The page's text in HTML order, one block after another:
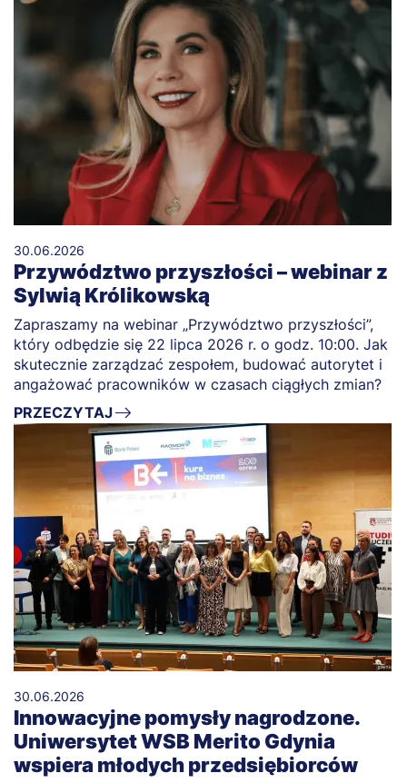
30.06.2026
Przywództwo przyszłości – webinar z
Sylwią Królikowską
Zapraszamy na webinar „Przywództwo przyszłości”,
który odbędzie się 22 lipca 2026 r. o godz. 10:00. Jak
skutecznie zarządzać zespołem, budować autorytet i
angażować pracowników w czasach ciągłych zmian?
PRZECZYTAJ
30.06.2026
Innowacyjne pomysły nagrodzone.
Uniwersytet WSB Merito Gdynia
wspiera młodych przedsiębiorców